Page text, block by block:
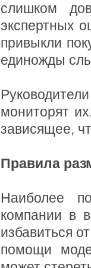
слишком
экспертных
привыкли
единожды
мониторят
зависящее,
Правила
Наиболее
компании в
избавиться
помощи